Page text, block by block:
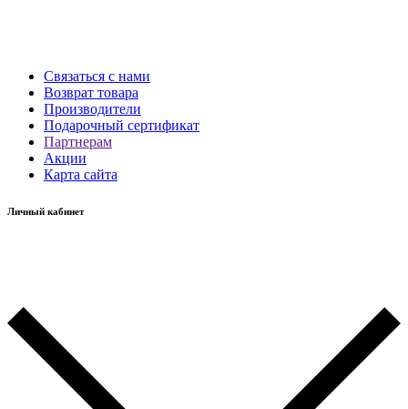
Связаться с нами
Возврат товара
Производители
Подарочный сертификат
Партнерам
Акции
Карта сайта
Личный кабинет